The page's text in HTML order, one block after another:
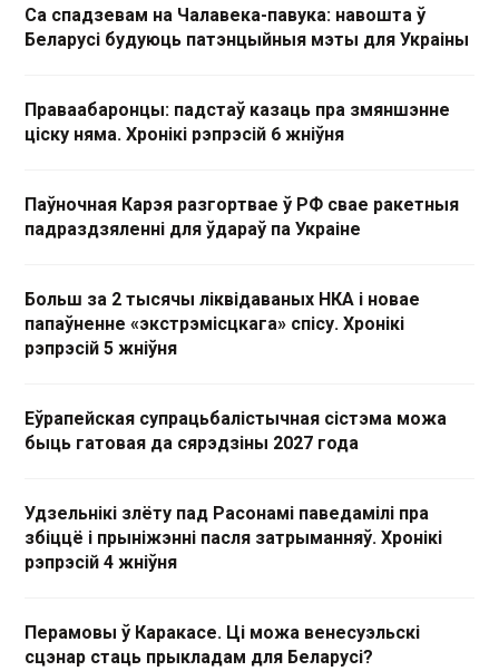
Са спадзевам на Чалавека-павука: навошта ў
Беларусі будуюць патэнцыйныя мэты для Украіны
Праваабаронцы: падстаў казаць пра змяншэнне
ціску няма. Хронікі рэпрэсій 6 жніўня
Паўночная Карэя разгортвае ў РФ свае ракетныя
падраздзяленні для ўдараў па Украіне
Больш за 2 тысячы ліквідаваных НКА і новае
папаўненне «экстрэмісцкага» спісу. Хронікі
рэпрэсій 5 жніўня
Еўрапейская супрацьбалістычная сістэма можа
быць гатовая да сярэдзіны 2027 года
Удзельнікі злёту пад Расонамі паведамілі пра
збіццё і прыніжэнні пасля затрыманняў. Хронікі
рэпрэсій 4 жніўня
Перамовы ў Каракасе. Ці можа венесуэльскі
сцэнар стаць прыкладам для Беларусі?